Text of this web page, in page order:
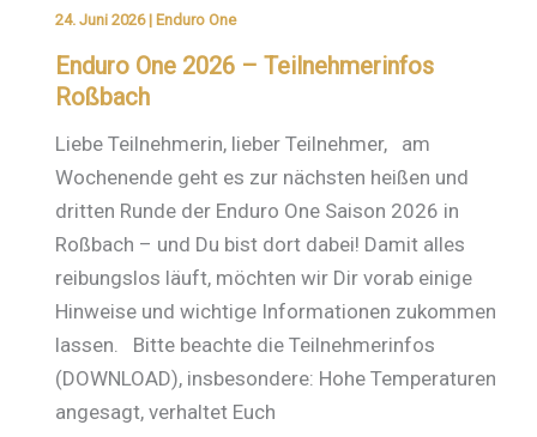
24. Juni 2026 | Enduro One
Enduro One 2026 – Teilnehmerinfos
Roßbach
Liebe Teilnehmerin, lieber Teilnehmer, am
Wochenende geht es zur nächsten heißen und
dritten Runde der Enduro One Saison 2026 in
Roßbach – und Du bist dort dabei! Damit alles
reibungslos läuft, möchten wir Dir vorab einige
Hinweise und wichtige Informationen zukommen
lassen. Bitte beachte die Teilnehmerinfos
(DOWNLOAD), insbesondere: Hohe Temperaturen
angesagt, verhaltet Euch